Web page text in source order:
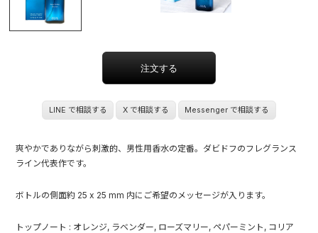
LINE で相談する X で相談する Messenger で相談する
爽やかでありながら刺激的、男性用香水の定番。ダビドフのフレグランス
ライン代表作です。
ボトルの側面約 25 x 25 mm 内にご希望のメッセージが入ります。
トップノート : オレンジ, ラベンダー, ローズマリー, ペパーミント, コリア